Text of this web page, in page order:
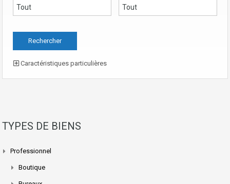
Caractéristiques particulières
TYPES DE BIENS
Professionnel
Boutique